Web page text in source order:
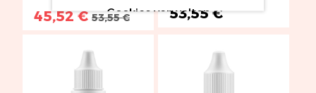
45,52 € 53,55 € 53,55 €
Cookies verwalten